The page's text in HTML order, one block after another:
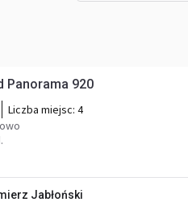
Panorama 920
Liczba miejsc: 4
Jabłoński